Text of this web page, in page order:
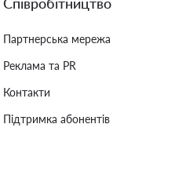
Партнерська мережа
Реклама та PR
Контакти
Підтримка абонентів